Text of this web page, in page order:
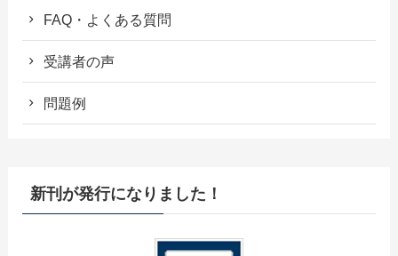
FAQ・よくある質問
受講者の声
問題例
新刊が発行になりました！